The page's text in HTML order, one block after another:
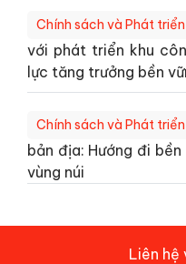
Chính sách và Phát triển
với phát triển khu
lực tăng trưởng bền
Chính sách và Phát triển
bản địa: Hướng đi
vùng núi
Liên hệ